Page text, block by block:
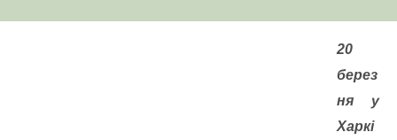
20
берез
ня у
Харкі